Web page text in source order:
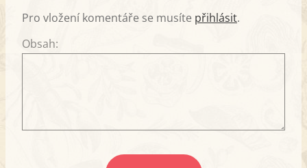
Pro vložení komentáře se musíte přihlásit.
Obsah: